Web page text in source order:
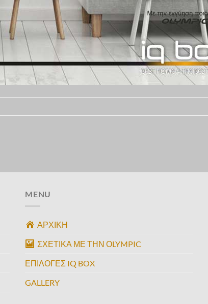
MENU
ΑΡΧΙΚΗ
ΣΧΕΤΙΚΑ ΜΕ ΤΗΝ ΟLYMPIC
ΕΠΙΛΟΓΕΣ IQ BOX
GALLERY